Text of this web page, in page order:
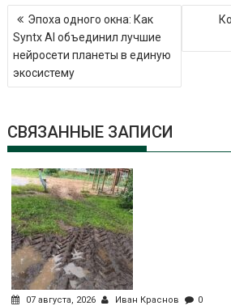
Навигация
по
записям
Эпоха одного окна: Как
Syntx AI объединил лучшие
нейросети планеты в единую
экосистему
СВЯЗАННЫЕ ЗАПИСИ
07 августа, 2026 Иван Краснов 0